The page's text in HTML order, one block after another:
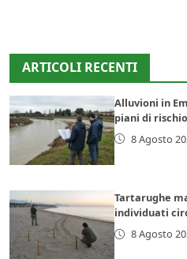
ARTICOLI RECENTI
Alluvioni in
piani di
8 Agosto
Tartarughe
individuati
8 Agosto